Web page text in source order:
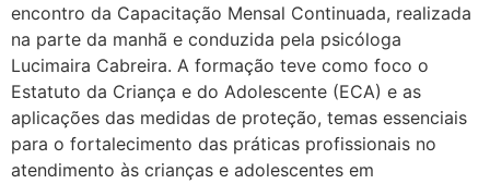
encontro da Capacitação Mensal Continuada, realizada
na parte da manhã e conduzida pela psicóloga
Lucimaira Cabreira. A formação teve como foco o
Estatuto da Criança e do Adolescente (ECA) e as
aplicações das medidas de proteção, temas essenciais
para o fortalecimento das práticas profissionais no
atendimento às crianças e adolescentes em